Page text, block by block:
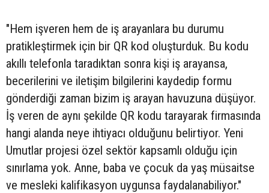
"Hem işveren hem de iş arayanlara bu durumu
pratikleştirmek için bir QR kod oluşturduk. Bu kodu
akıllı telefonla taradıktan sonra kişi iş arayansa,
becerilerini ve iletişim bilgilerini kaydedip formu
gönderdiği zaman bizim iş arayan havuzuna düşüyor.
İş veren de aynı şekilde QR kodu tarayarak firmasında
hangi alanda neye ihtiyacı olduğunu belirtiyor. Yeni
Umutlar projesi özel sektör kapsamlı olduğu için
sınırlama yok. Anne, baba ve çocuk da yaş müsaitse
ve mesleki kalifikasyon uygunsa faydalanabiliyor."